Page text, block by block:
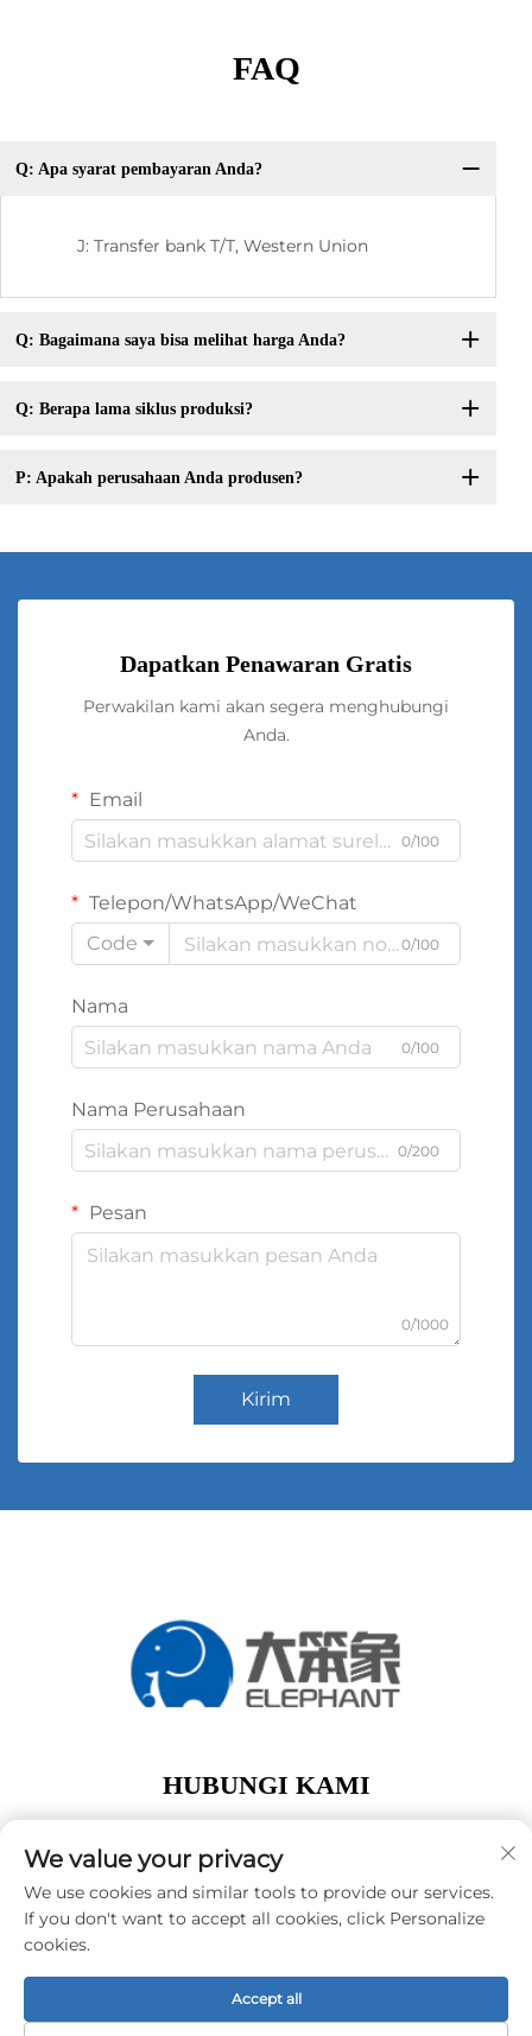
FAQ
Q: Apa syarat pembayaran Anda?
J: Transfer bank T/T, Western Union
Q: Bagaimana saya bisa melihat harga Anda?
Q: Berapa lama siklus produksi?
P: Apakah perusahaan Anda produsen?
Dapatkan Penawaran Gratis
Perwakilan kami akan segera menghubungi
Anda.
Email
0/100
Telepon/WhatsApp/WeChat
Code
0/100
Nama
0/100
Nama Perusahaan
0/200
Pesan
0/1000
Kirim
HUBUNGI KAMI
Jalan Dalong Guangzhou Guangdong Tiongkok
Telp:+86-15119752340
E-Mail:[email protected]
Hak Cipta © Guangzhou Elephant Digital Technology
We value your privacy
We use cookies and similar tools to provide our services.
If you don't want to accept all cookies, click Personalize
cookies.
Accept all